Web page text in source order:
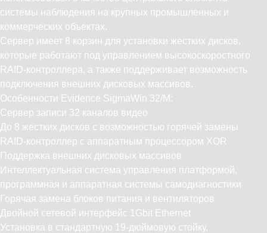
системы наблюдения на крупных промышленных и
коммерческих объектах.
Сервер имеет 8 корзин для установки жестких дисков,
которые работают под управлением высокоскоростного
RAID-контроллера, а также поддерживает возможность
подключения внешних дисковых массивов.
Особенности Evidence SigmaWin 32/M:
Сервер записи 32 каналов видео
До 8 жестких дисков с возможностью горячей замены
RAID-контроллер с аппаратным процессором XOR
Поддержка внешних дисковых массивов
Интеллектуальная система управления платформой,
программная и аппаратная системы самодиагностики
Горячая замена блоков питания и вентиляторов
Двойной сетевой интерфейс 1Gbit Ethernet
Установка в стандартную 19-дюймовую стойку,